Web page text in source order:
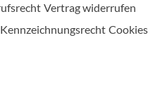
Vertrag widerrufen
Cookies